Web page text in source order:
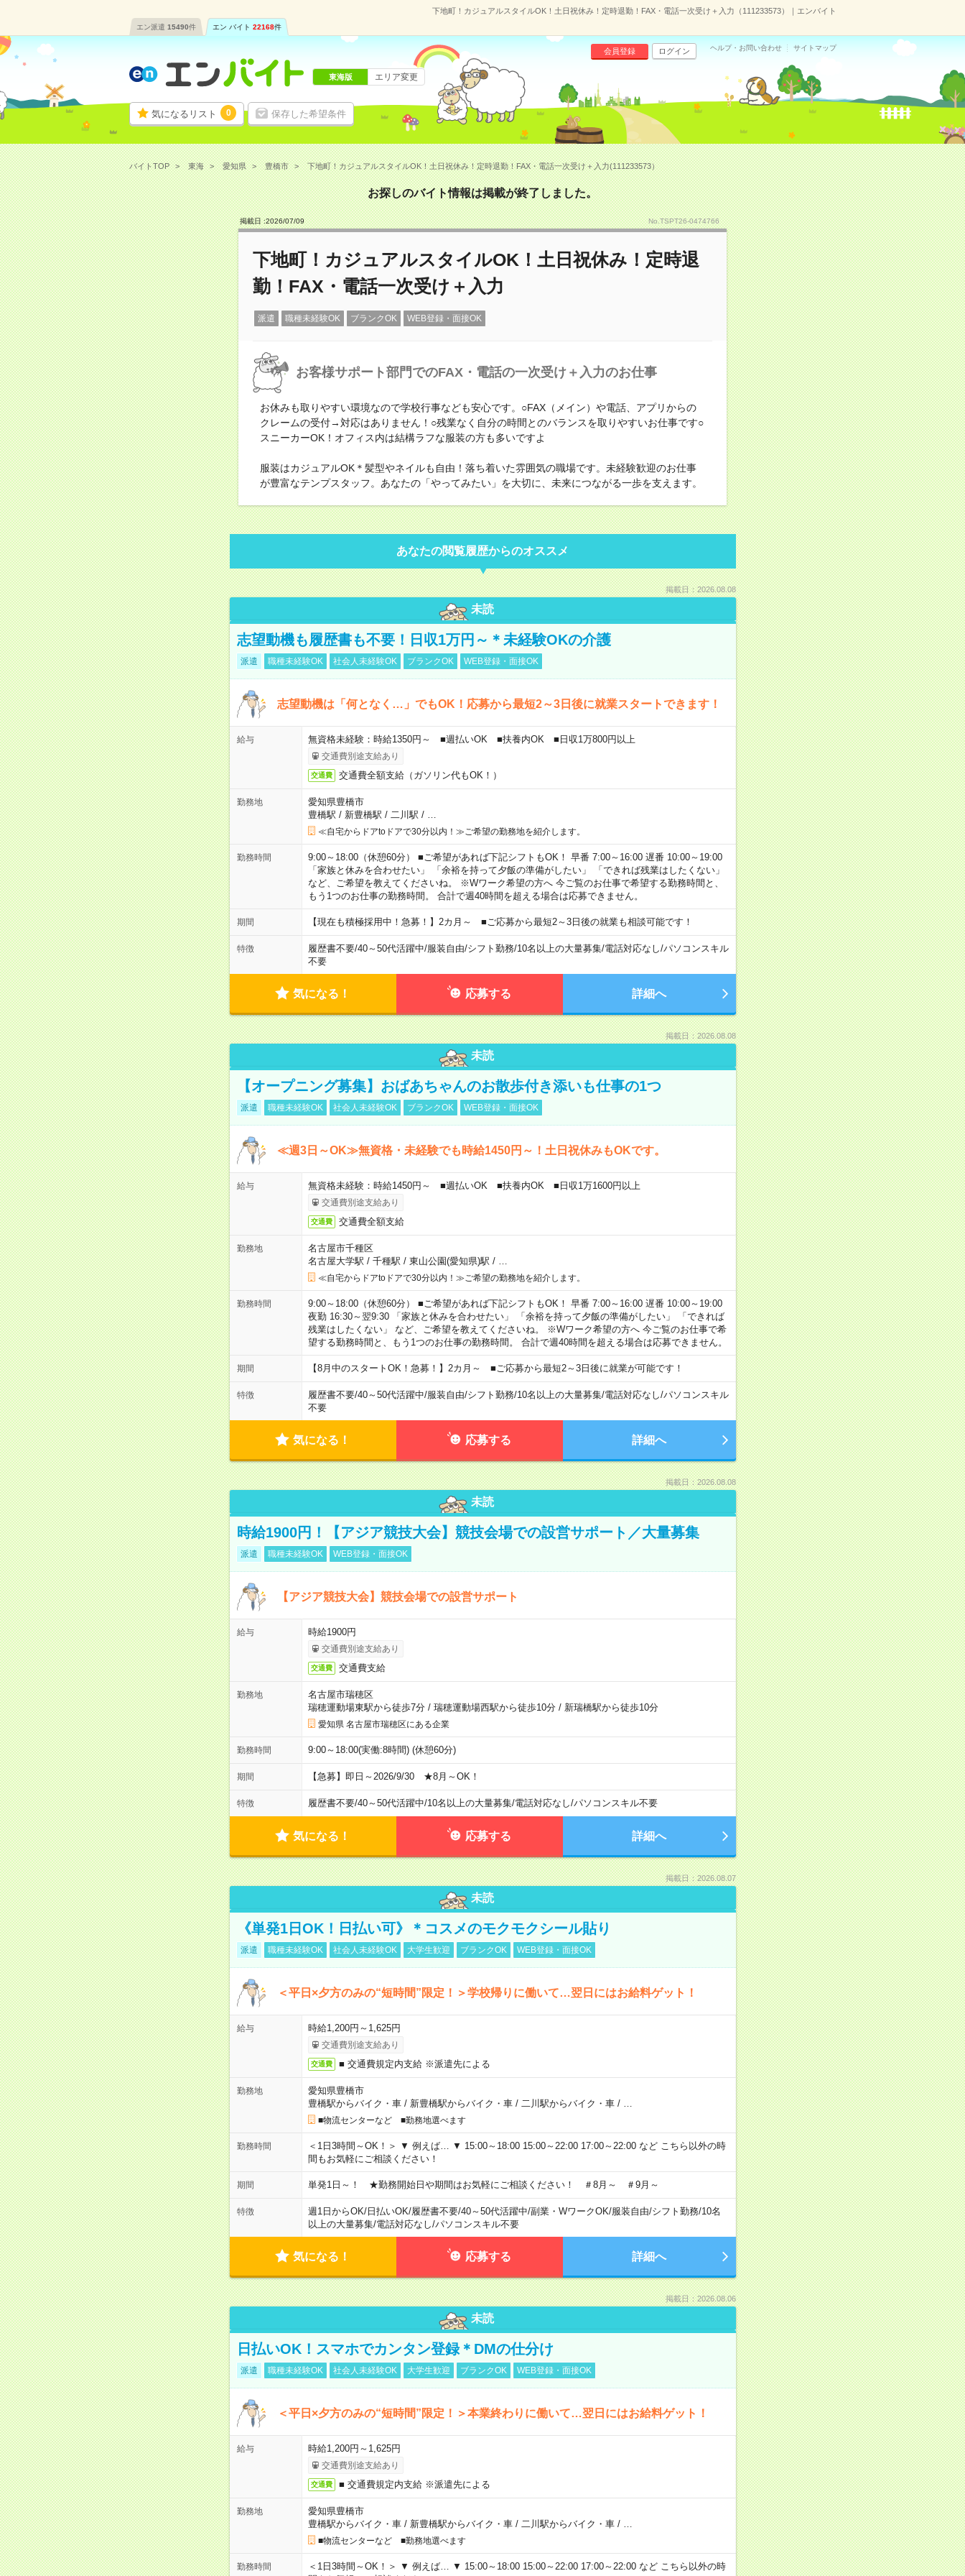
下地町！カジュアルスタイルOK！土日祝休み！定時退勤！FAX・電話一次受け＋入力（111233573）｜エンバイト
エン派遣 15490件 エン バイト 22168件
気になるリスト 0 保存した希望条件
会員登録 ログイン ヘルプ・お問い合わせ サイトマップ
東海版 エリア変更
バイトTOP 東海 愛知県 豊橋市 下地町！カジュアルスタイルOK！土日祝休み！定時退勤！FAX・電話一次受け＋入力(111233573）
お探しのバイト情報は掲載が終了しました。
掲載日 :2026/07/09 No.TSPT26-0474766
下地町！カジュアルスタイルOK！土日祝休み！定時退
勤！FAX・電話一次受け＋入力
派遣 職種未経験OK ブランクOK WEB登録・面接OK
お客様サポート部門でのFAX・電話の一次受け＋入力のお仕事
お休みも取りやすい環境なので学校行事なども安心です。○FAX（メイン）や電話、アプリからの
クレームの受付→対応はありません！○残業なく自分の時間とのバランスを取りやすいお仕事です○
スニーカーOK！オフィス内は結構ラフな服装の方も多いですよ
服装はカジュアルOK＊髪型やネイルも自由！落ち着いた雰囲気の職場です。未経験歓迎のお仕事
が豊富なテンプスタッフ。あなたの「やってみたい」を大切に、未来につながる一歩を支えます。
あなたの閲覧履歴からのオススメ
掲載日：2026.08.08
未読
志望動機も履歴書も不要！日収1万円～＊未経験OKの介護
派遣 職種未経験OK 社会人未経験OK ブランクOK WEB登録・面接OK
志望動機は「何となく…」でもOK！応募から最短2～3日後に就業スタートできます！
給与 無資格未経験：時給1350円～ ■週払いOK ■扶養内OK ■日収1万800円以上
交通費別途支給あり
交通費 交通費全額支給（ガソリン代もOK！）
勤務地
愛知県豊橋市
豊橋駅 / 新豊橋駅 / 二川駅 /
≪自宅からドアtoドアで30分以内！≫ご希望の勤務地を紹介します。
勤務時間
9:00～18:00（休憩60分） ■ご希望があれば下記シフトもOK！ 早番 7:00～16:00 遅番 10:00～19:00
「家族と休みを合わせたい」 「余裕を持って夕飯の準備がしたい」 「できれば残業はしたくない」
など、ご希望を教えてくださいね。 ※Wワーク希望の方へ 今ご覧のお仕事で希望する勤務時間と、
もう1つのお仕事の勤務時間。 合計で週40時間を超える場合は応募できません。
期間 【現在も積極採用中！急募！】2カ月～ ■ご応募から最短2～3日後の就業も相談可能です！
特徴 履歴書不要/40～50代活躍中/服装自由/シフト勤務/10名以上の大量募集/電話対応なし/パソコンスキル
不要
気になる！ 応募する 詳細へ
掲載日：2026.08.08
未読
【オープニング募集】おばあちゃんのお散歩付き添いも仕事の1つ
派遣 職種未経験OK 社会人未経験OK ブランクOK WEB登録・面接OK
≪週3日～OK≫無資格・未経験でも時給1450円～！土日祝休みもOKです。
給与 無資格未経験：時給1450円～ ■週払いOK ■扶養内OK ■日収1万1600円以上
交通費別途支給あり
交通費 交通費全額支給
勤務地
名古屋市千種区
名古屋大学駅 / 千種駅 / 東山公園(愛知県)駅 /
≪自宅からドアtoドアで30分以内！≫ご希望の勤務地を紹介します。
勤務時間
9:00～18:00（休憩60分） ■ご希望があれば下記シフトもOK！ 早番 7:00～16:00 遅番 10:00～19:00
夜勤 16:30～翌9:30 「家族と休みを合わせたい」 「余裕を持って夕飯の準備がしたい」 「できれば
残業はしたくない」 など、ご希望を教えてくださいね。 ※Wワーク希望の方へ 今ご覧のお仕事で希
望する勤務時間と、もう1つのお仕事の勤務時間。 合計で週40時間を超える場合は応募できません。
期間 【8月中のスタートOK！急募！】2カ月～ ■ご応募から最短2～3日後に就業が可能です！
特徴 履歴書不要/40～50代活躍中/服装自由/シフト勤務/10名以上の大量募集/電話対応なし/パソコンスキル
不要
気になる！ 応募する 詳細へ
掲載日：2026.08.08
未読
時給1900円！【アジア競技大会】競技会場での設営サポート／大量募集
派遣 職種未経験OK WEB登録・面接OK
【アジア競技大会】競技会場での設営サポート
給与 時給1900円
交通費別途支給あり
交通費 交通費支給
勤務地
名古屋市瑞穂区
瑞穂運動場東駅から徒歩7分/ 瑞穂運動場西駅から徒歩10分/ 新瑞橋駅から徒歩10分
愛知県 名古屋市瑞穂区にある企業
勤務時間 9:00～18:00(実働:8時間) (休憩60分)
期間 【急募】即日～2026/9/30 ★8月～OK！
特徴 履歴書不要/40～50代活躍中/10名以上の大量募集/電話対応なし/パソコンスキル不要
気になる！ 応募する 詳細へ
掲載日：2026.08.07
未読
《単発1日OK！日払い可》＊コスメのモクモクシール貼り
派遣 職種未経験OK 社会人未経験OK 大学生歓迎 ブランクOK WEB登録・面接OK
＜平日×夕方のみの“短時間”限定！＞学校帰りに働いて…翌日にはお給料ゲット！
給与 時給1,200円～1,625円
交通費別途支給あり
交通費 ■ 交通費規定内支給 ※派遣先による
勤務地
愛知県豊橋市
豊橋駅からバイク・車/ 新豊橋駅からバイク・車/ 二川駅からバイク・車/
■物流センターなど ■勤務地選べます
勤務時間
＜1日3時間～OK！＞ ▼ 例えば… ▼ 15:00～18:00 15:00～22:00 17:00～22:00 など こちら以外の時
間もお気軽にご相談ください！
期間 単発1日～！ ★勤務開始日や期間はお気軽にご相談ください！ ＃8月～ ＃9月～
特徴 週1日からOK/日払いOK/履歴書不要/40～50代活躍中/副業・WワークOK/服装自由/シフト勤務/10名
以上の大量募集/電話対応なし/パソコンスキル不要
気になる！ 応募する 詳細へ
掲載日：2026.08.06
未読
日払いOK！スマホでカンタン登録＊DMの仕分け
派遣 職種未経験OK 社会人未経験OK 大学生歓迎 ブランクOK WEB登録・面接OK
＜平日×夕方のみの“短時間”限定！＞本業終わりに働いて…翌日にはお給料ゲット！
給与 時給1,200円～1,625円
交通費別途支給あり
交通費 ■ 交通費規定内支給 ※派遣先による
勤務地
愛知県豊橋市
豊橋駅からバイク・車/ 新豊橋駅からバイク・車/ 二川駅からバイク・車/
■物流センターなど ■勤務地選べます
勤務時間
＜1日3時間～OK！＞ ▼ 例えば… ▼ 15:00～18:00 15:00～22:00 17:00～22:00 など こちら以外の時